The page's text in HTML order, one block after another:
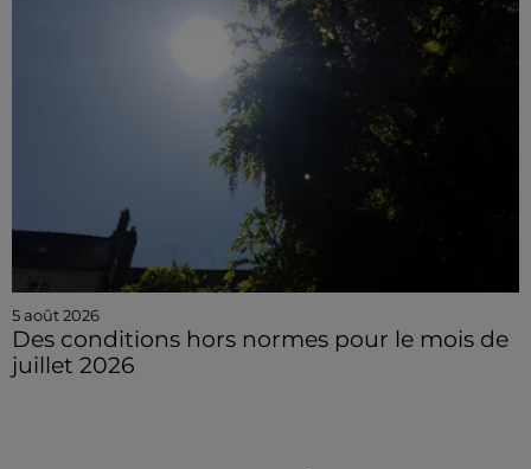
5 août 2026
Des conditions hors normes pour le mois de
juillet 2026